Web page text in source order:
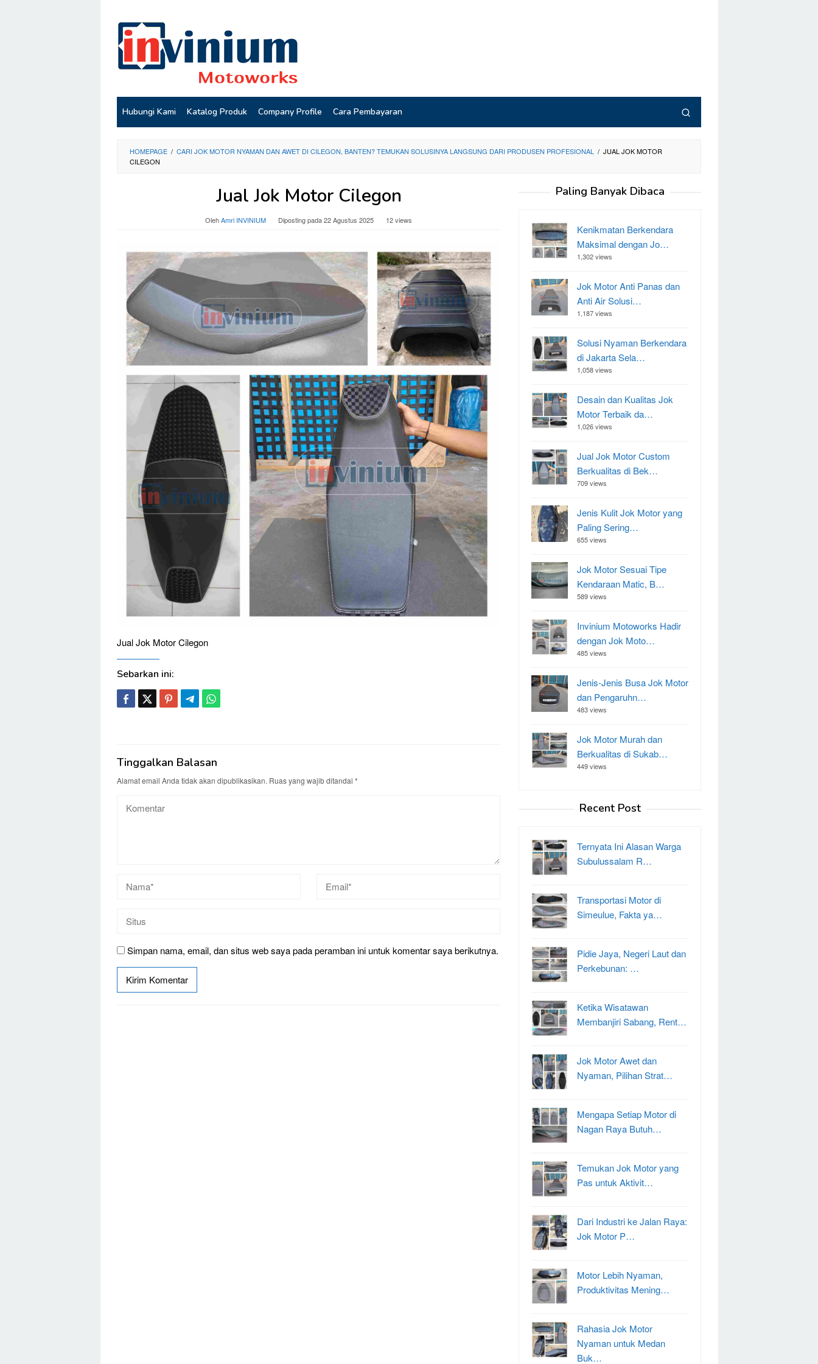
konten
Hubungi Kami Katalog Produk Company Profile Cara Pembayaran
HOMEPAGE / CARI JOK MOTOR NYAMAN DAN AWET DI CILEGON, BANTEN? TEMUKAN SOLUSINYA LANGSUNG DARI PRODUSEN PROFESIONAL / JUAL JOK MOTOR
CILEGON
Jual Jok Motor Cilegon
OlehAmri INVINIUM Diposting pada22 Agustus 2025 12 views
Jual Jok Motor Cilegon
Sebarkan ini:
Tinggalkan Balasan
Alamat email Anda tidak akan dipublikasikan. Ruas yang wajib ditandai *
Simpan nama, email, dan situs web saya pada peramban ini untuk komentar saya berikutnya.
Paling Banyak Dibaca
Kenikmatan Berkendara
Maksimal dengan Jo…
1,302 views
Jok Motor Anti Panas dan
Anti Air Solusi…
1,187 views
Solusi Nyaman Berkendara
di Jakarta Sela…
1,058 views
Desain dan Kualitas Jok
Motor Terbaik da…
1,026 views
Jual Jok Motor Custom
Berkualitas di Bek…
709 views
Jenis Kulit Jok Motor yang
Paling Sering…
655 views
Jok Motor Sesuai Tipe
Kendaraan Matic, B…
589 views
Invinium Motoworks Hadir
dengan Jok Moto…
485 views
Jenis-Jenis Busa Jok Motor
dan Pengaruhn…
483 views
Jok Motor Murah dan
Berkualitas di Sukab…
449 views
Recent Post
Ternyata Ini Alasan Warga
Subulussalam R…
Transportasi Motor di
Simeulue, Fakta ya…
Pidie Jaya, Negeri Laut dan
Perkebunan: …
Ketika Wisatawan
Membanjiri Sabang, Rent…
Jok Motor Awet dan
Nyaman, Pilihan Strat…
Mengapa Setiap Motor di
Nagan Raya Butuh…
Temukan Jok Motor yang
Pas untuk Aktivit…
Dari Industri ke Jalan Raya:
Jok Motor P…
Motor Lebih Nyaman,
Produktivitas Mening…
Rahasia Jok Motor
Nyaman untuk Medan
Buk…